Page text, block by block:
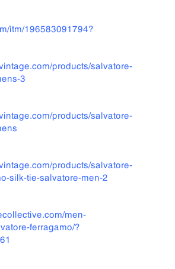
itm/196583091794?
products/salvatore-
3
products/salvatore-
products/salvatore-
silk-tie-salvatore-men-2
men-
ferragamo/?